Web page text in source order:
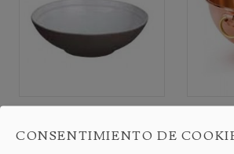
Primitif 28,5 cm.
de
CONSENTIMIENTO DE